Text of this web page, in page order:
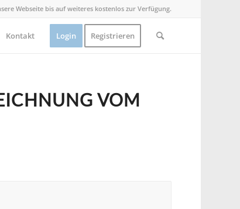
Webseite bis auf weiteres kostenlos zur Verfügung.
Kontakt Login Registrieren
VOM